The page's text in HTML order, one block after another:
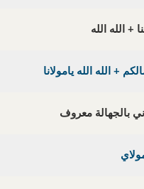
+ الله الله
+ الله الله يامولانا
بالجهالة معروف